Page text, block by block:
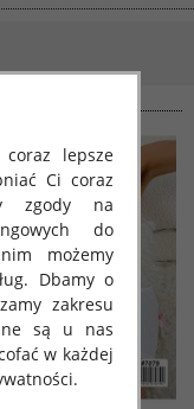
lepsze
Ci coraz
zgody na
do
możemy
Dbamy o
zakresu
są u nas
w każdej